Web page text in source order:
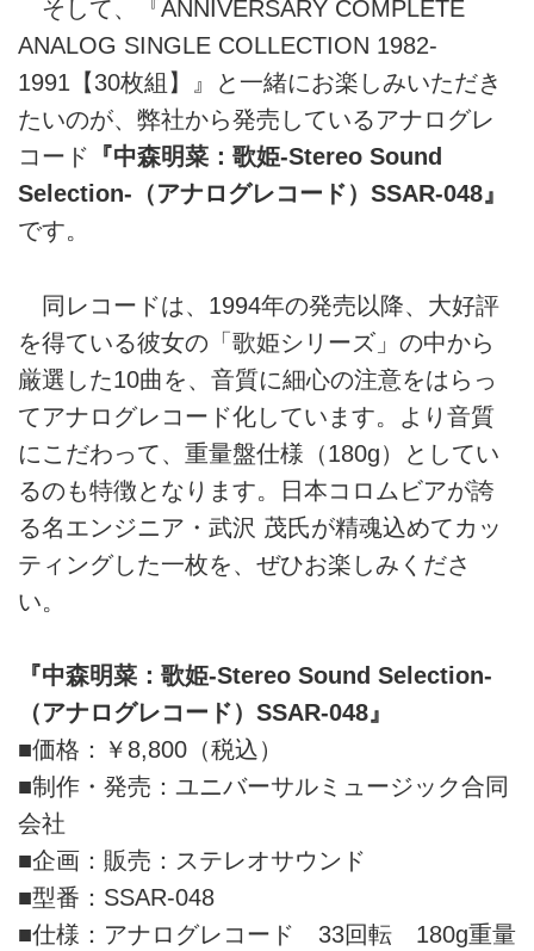
そして、『ANNIVERSARY COMPLETE
ANALOG SINGLE COLLECTION 1982-
1991【30枚組】』と一緒にお楽しみいただき
たいのが、弊社から発売しているアナログレ
コード 『中森明菜：歌姫-Stereo Sound
Selection-（アナログレコード）SSAR-048』
です。
同レコードは、1994年の発売以降、大好評
を得ている彼女の「歌姫シリーズ」の中から
厳選した10曲を、音質に細心の注意をはらっ
てアナログレコード化しています。より音質
にこだわって、重量盤仕様（180g）としてい
るのも特徴となります。日本コロムビアが誇
る名エンジニア・武沢 茂氏が精魂込めてカッ
ティングした一枚を、ぜひお楽しみくださ
い。
『中森明菜：歌姫-Stereo Sound Selection-
（アナログレコード）SSAR-048』
■価格：￥8,800（税込）
■制作・発売：ユニバーサルミュージック合同
会社
■企画：販売：ステレオサウンド
■型番：SSAR-048
■仕様：アナログレコード 33回転 180g重量